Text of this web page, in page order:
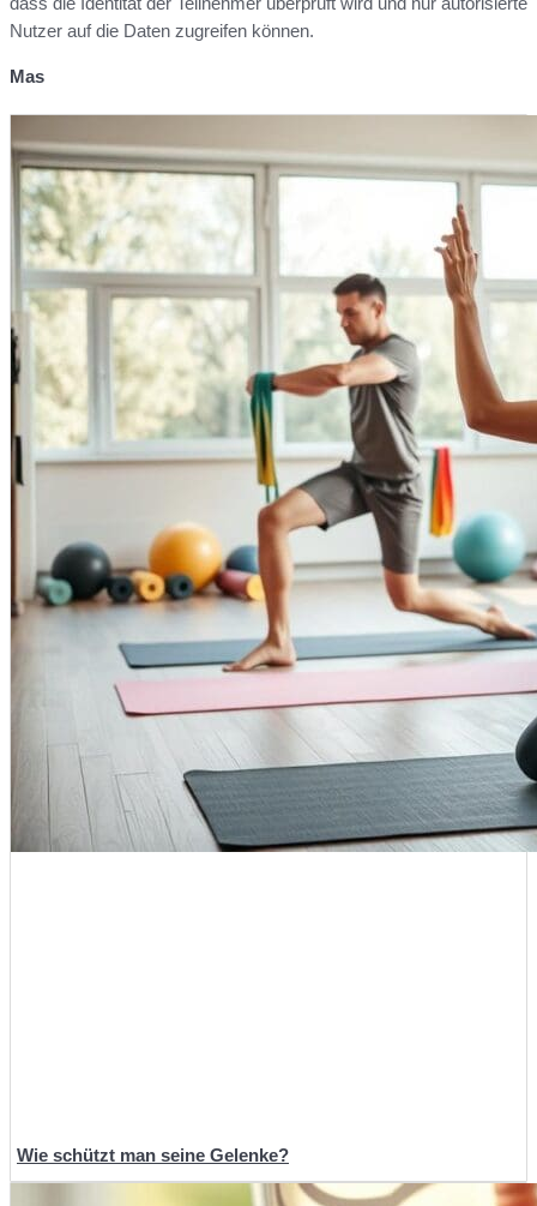
Nutzer auf die Daten zugreifen können.
Mas
Wie schützt man seine Gelenke?